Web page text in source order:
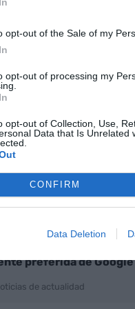
opt-out of the Sale of my
opt-out of processing my
opt-out of Collection, Use,
Data that Is Unrelated
CONFIRM
Data Deletion
de Barcelona
la preparación
que “no hay
supone “un
puedan causar a la
“en plena
ha puesto de
laborales que sufre
y las compañías
preferida de Google
de actualidad